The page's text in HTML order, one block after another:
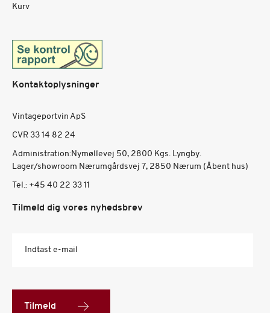
Kurv
Kontaktoplysninger
Vintageportvin ApS
CVR 33 14 82 24
Administration:Nymøllevej 50, 2800 Kgs. Lyngby.
Lager/showroom Nærumgårdsvej 7, 2850 Nærum (Åbent hus)
Tel.: +45 40 22 33 11
Tilmeld dig vores nyhedsbrev
Indtast e-mail
Tilmeld